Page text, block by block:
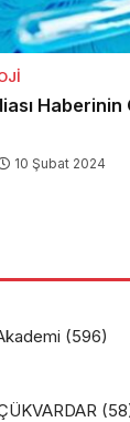
10 Şubat 2024
(596)